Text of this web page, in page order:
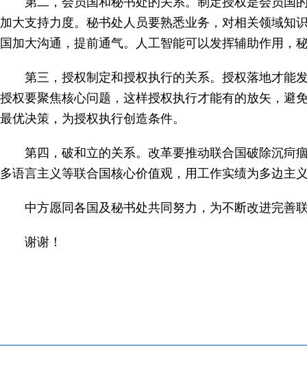
加大支持力度。秘书处人员要熟悉业务，对相关领域知
国加大沟通，提前通气。人工智能可以发挥辅助作用，
第三，授权制定和授权执行的关系。授权落地才能
授权要聚焦核心问题，这样授权执行才能有的放矢，避
最优决策，为授权执行创造条件。
第四，破和立的关系。改革要推动联合国破除沉疴
多语言主义等联合国核心价值观，用工作实绩为多边主
中方愿同各国及秘书处共同努力，为不断改进完善
谢谢！